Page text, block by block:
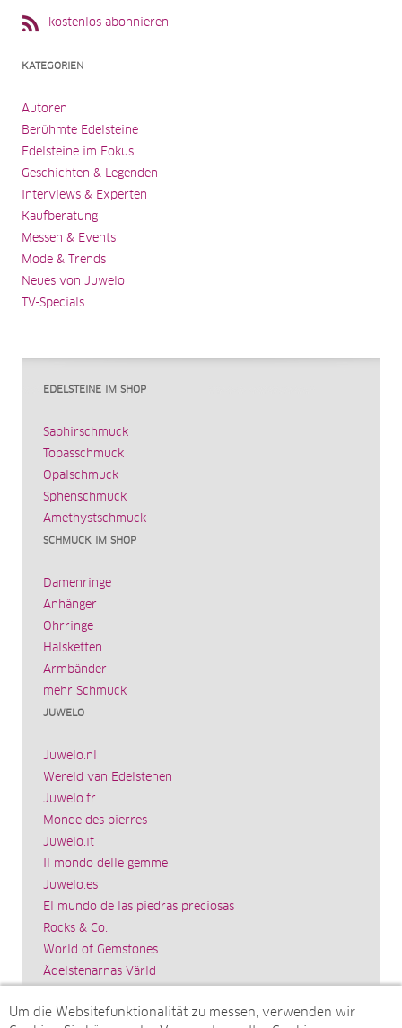
kostenlos abonnieren
KATEGORIEN
Autoren
Berühmte Edelsteine
Edelsteine im Fokus
Geschichten & Legenden
Interviews & Experten
Kaufberatung
Messen & Events
Mode & Trends
Neues von Juwelo
TV-Specials
EDELSTEINE IM SHOP
Saphirschmuck
Topasschmuck
Opalschmuck
Sphenschmuck
Amethystschmuck
SCHMUCK IM SHOP
Damenringe
Anhänger
Ohrringe
Halsketten
Armbänder
mehr Schmuck
JUWELO
Juwelo.nl
Wereld van Edelstenen
Juwelo.fr
Monde des pierres
Juwelo.it
Il mondo delle gemme
Juwelo.es
El mundo de las piedras preciosas
Rocks & Co.
World of Gemstones
Ädelstenarnas Värld
Impressum
Um die Websitefunktionalität zu messen, verwenden wir